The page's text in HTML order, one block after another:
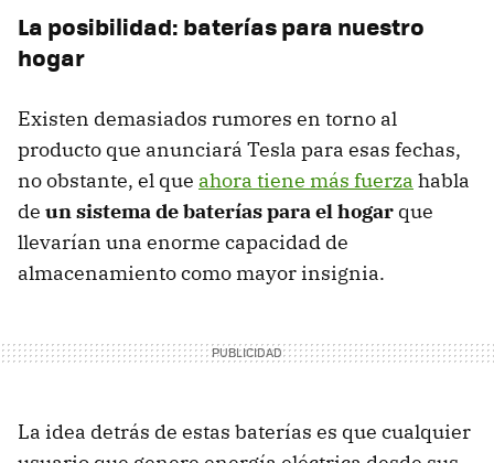
La posibilidad: baterías para nuestro
hogar
Existen demasiados rumores en torno al
producto que anunciará Tesla para esas fechas,
no obstante, el que ahora tiene más fuerza habla
de un sistema de baterías para el hogar que
llevarían una enorme capacidad de
almacenamiento como mayor insignia.
La idea detrás de estas baterías es que cualquier